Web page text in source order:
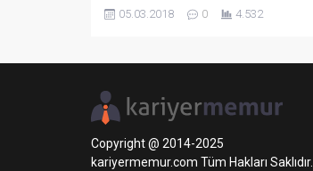
05.03.2018 0 4.532
Copyright @ 2014-2025
kariyermemur.com Tüm Hakları Saklıdır.